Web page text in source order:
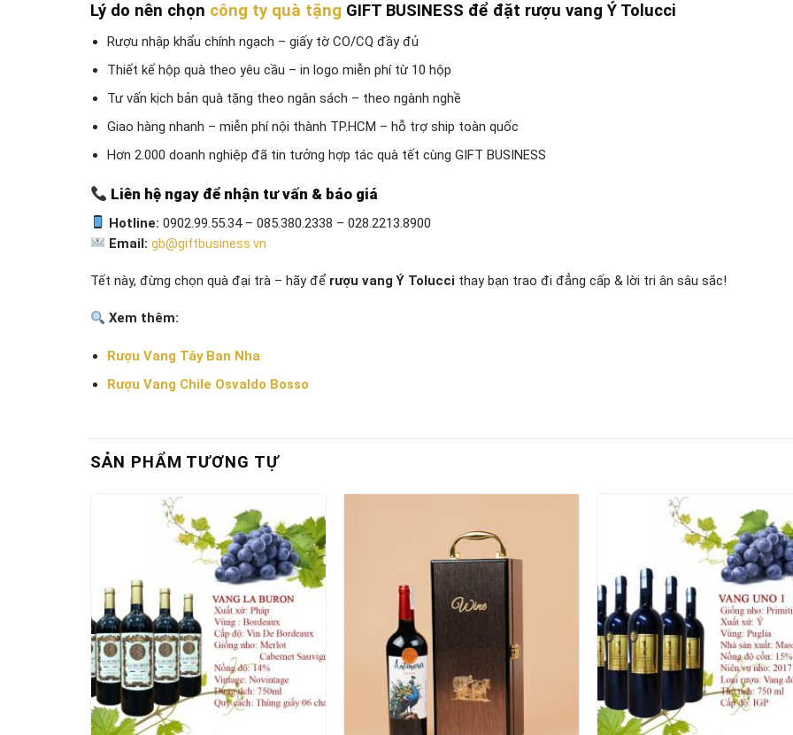
Lý do nên chọn công ty quà tặng GIFT BUSINESS để đặt rượu vang Ý Tolucci
Rượu nhập khẩu chính ngạch – giấy tờ CO/CQ đầy đủ
Thiết kế hộp quà theo yêu cầu – in logo miễn phí từ 10 hộp
Tư vấn kịch bản quà tặng theo ngân sách – theo ngành nghề
Giao hàng nhanh – miễn phí nội thành TP.HCM – hỗ trợ ship toàn quốc
Hơn 2.000 doanh nghiệp đã tin tưởng hợp tác quà tết cùng GIFT BUSINESS
Liên hệ ngay để nhận tư vấn & báo giá
Hotline: 0902.99.55.34 – 085.380.2338 – 028.2213.8900
Email: gb@giftbusiness.vn
Tết này, đừng chọn quà đại trà – hãy để rượu vang Ý Tolucci thay bạn trao đi đẳng cấp & lời tri ân sâu sắc!
Xem thêm:
Rượu Vang Tây Ban Nha
Rượu Vang Chile Osvaldo Bosso
SẢN PHẨM TƯƠNG TỰ